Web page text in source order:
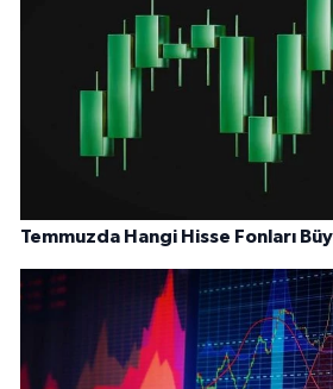
Temmuzda Hangi Hisse Fonları